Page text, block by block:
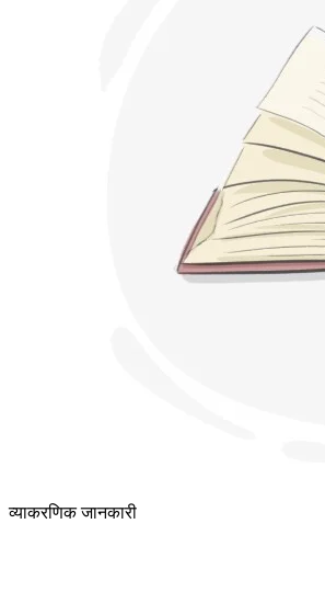
व्याकरणिक जानकारी